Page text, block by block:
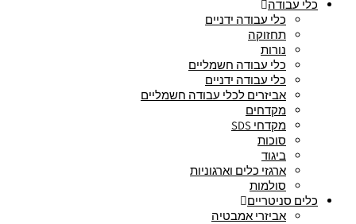
כלי עבודה
כלי עבודה ידניים
תחזוקה
נורות
כלי עבודה חשמליים
כלי עבודה ידניים
אביזרים לכלי עבודה חשמליים
מקדחים
מקדחי SDS
סוכות
ביגוד
ארגזי כלים וארגוניות
סולמות
כלים סניטריים
אביזרי אמבטיה